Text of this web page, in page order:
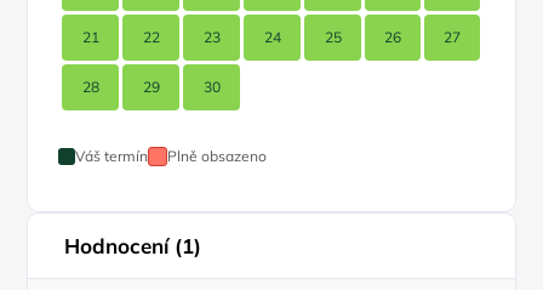
21 22 23 24 25 26 27
28 29 30
Váš termín Plně obsazeno
Hodnocení (1)